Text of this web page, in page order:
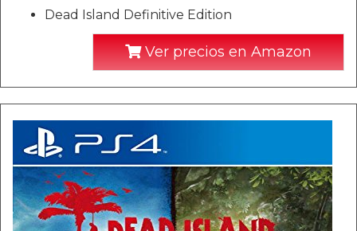
Dead Island Definitive Edition
Ver precios en Amazon